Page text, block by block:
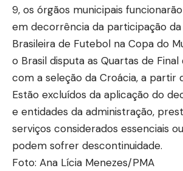
9, os órgãos municipais
em decorrência da participação da
Brasileira de Futebol na Copa do
o Brasil disputa as Quartas de
com a seleção da Croácia, a partir
Estão excluídos da aplicação do
e entidades da administração,
serviços considerados essenciais
podem sofrer descontinuidade.
Foto: Ana Lícia Menezes/PMA